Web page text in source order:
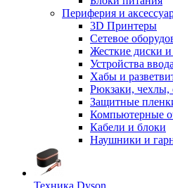
Периферия и
3D Принтеры
Сетевое
Жесткие диски
Устройства ввода
Хабы и
Рюкзаки, чехлы,
Защитные
Компьютерные
Кабели и блоки
Наушники и
Техника Dyson